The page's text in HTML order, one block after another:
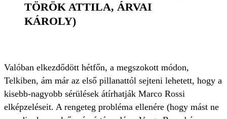
TÖRÖK ATTILA, ÁRVAI
KÁROLY)
Valóban elkezdődött hétfőn, a megszokott módon,
Telkiben, ám már az első pillanattól sejteni lehetett, hogy a
kisebb-nagyobb sérülések átírhatják Marco Rossi
elképzeléseit. A rengeteg probléma ellenére (hogy mást ne